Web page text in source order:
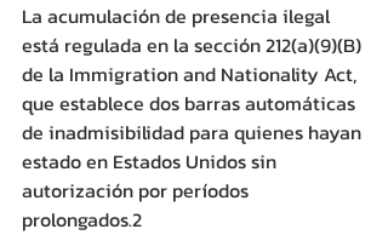
La acumulación de presencia ilegal
está regulada en la sección 212(a)(9)(B)
de la Immigration and Nationality Act,
que establece dos barras automáticas
de inadmisibilidad para quienes hayan
estado en Estados Unidos sin
autorización por períodos
prolongados.2